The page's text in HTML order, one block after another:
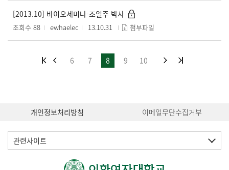
[2013.10] 바이오세미나-조일주 박사
조회수 88 ewhaelec 13.10.31 첨부파일
6 7 8 9 10
개인정보처리방침 이메일무단수집거부
관련사이트